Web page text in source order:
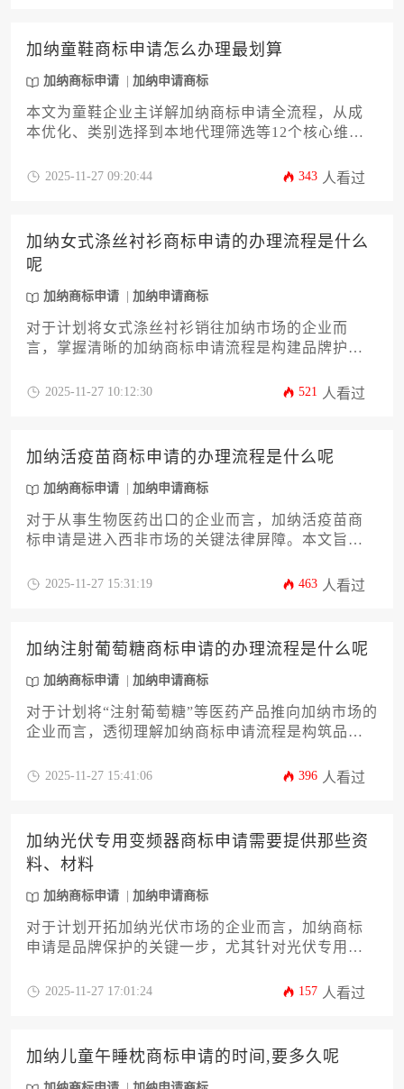
加纳童鞋商标申请怎么办理最划算
加纳商标申请 加纳申请商标
本文为童鞋企业主详解加纳商标申请全流程，从成
本优化、类别选择到本地代理筛选等12个核心维
结构、规避常见驳回风险及长期维护技巧，帮助企
2025-11-27 09:20:44 343 人看过
加纳女式涤丝衬衫商标申请的办理流程是什么
呢
加纳商标申请 加纳申请商标
对于计划将女式涤丝衬衫销往加纳市场的企业而
言，掌握清晰的加纳商标申请流程是构建品牌护城
料准备、递交审查到成功注册的全过程，并深入探
品牌国际化奠定坚实基础。此份关于加纳商标申请
的攻略旨在提供实用指导。
2025-11-27 10:12:30 521 人看过
加纳活疫苗商标申请的办理流程是什么呢
加纳商标申请 加纳申请商标
对于从事生物医药出口的企业而言，加纳活疫苗商
标申请是进入西非市场的关键法律屏障。本文旨在
统解析从前期查询、材料准备、官方审查到最终注
力企业主高效、稳妥地完成知识产权布局，为产品
出海保驾护航。
2025-11-27 15:31:19 463 人看过
加纳注射葡萄糖商标申请的办理流程是什么呢
加纳商标申请 加纳申请商标
对于计划将“注射葡萄糖”等医药产品推向加纳市场的
企业而言，透彻理解加纳商标申请流程是构筑品牌
检索、分类确定到提交申请、应对审查乃至成功注
的法律基础。
2025-11-27 15:41:06 396 人看过
加纳光伏专用变频器商标申请需要提供那些资
料、材料
加纳商标申请 加纳申请商标
对于计划开拓加纳光伏市场的企业而言，加纳商标
申请是品牌保护的关键一步，尤其针对光伏专用变
中所需的全套资料与材料，涵盖从主体资格证明、
尽、实用且专业的攻略，帮助您高效完成在加纳的
商标布局，规避潜在风险，为品牌国际化奠定坚实
基础。
2025-11-27 17:01:24 157 人看过
加纳儿童午睡枕商标申请的时间,要多久呢